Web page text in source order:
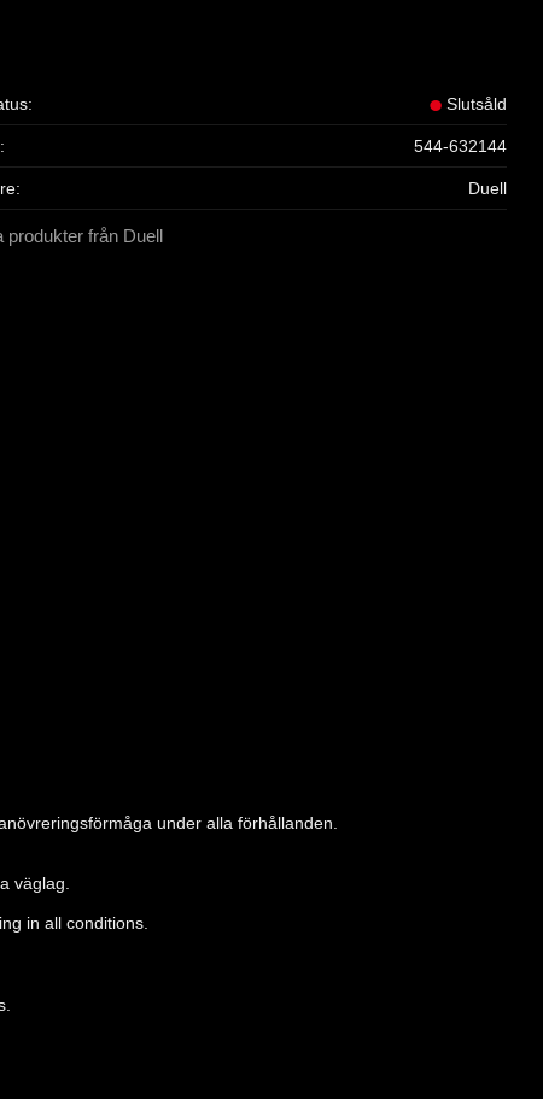
Slutsåld
544-632144
Duell
produkter från Duell
under alla förhållanden.
väglag.
in all conditions.